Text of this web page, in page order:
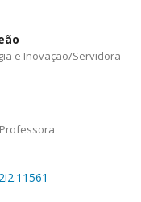
e Inovação/Servidora